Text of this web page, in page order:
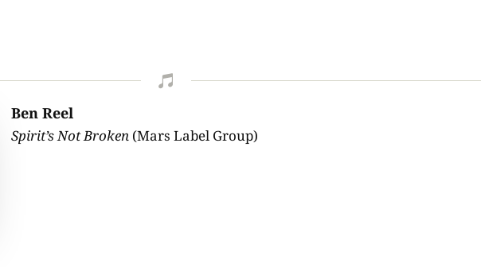

Ben Reel
Spirit’s Not Broken (Mars Label Group)